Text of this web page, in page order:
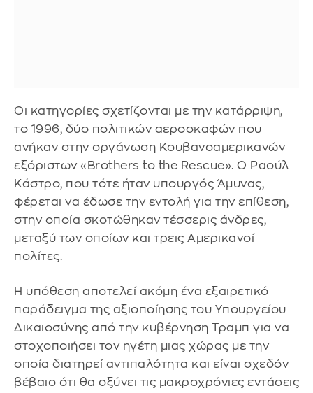
Οι κατηγορίες σχετίζονται με την κατάρριψη,
το 1996, δύο πολιτικών αεροσκαφών που
ανήκαν στην οργάνωση Κουβανοαμερικανών
εξόριστων «Brothers to the Rescue». Ο Ραούλ
Κάστρο, που τότε ήταν υπουργός Άμυνας,
φέρεται να έδωσε την εντολή για την επίθεση,
στην οποία σκοτώθηκαν τέσσερις άνδρες,
μεταξύ των οποίων και τρεις Αμερικανοί
πολίτες.
Η υπόθεση αποτελεί ακόμη ένα εξαιρετικό
παράδειγμα της αξιοποίησης του Υπουργείου
Δικαιοσύνης από την κυβέρνηση Τραμπ για να
στοχοποιήσει τον ηγέτη μιας χώρας με την
οποία διατηρεί αντιπαλότητα και είναι σχεδόν
βέβαιο ότι θα οξύνει τις μακροχρόνιες εντάσεις